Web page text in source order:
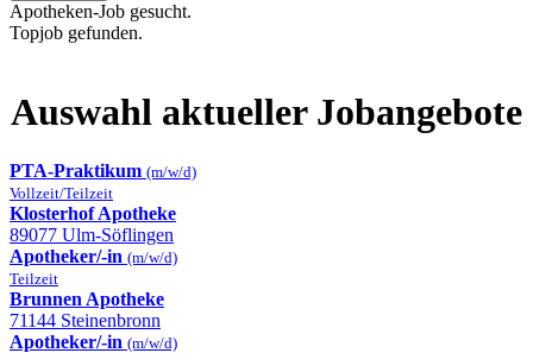
Apotheken-Job gesucht.
Topjob gefunden.
Auswahl aktueller Jobangebote
PTA-Praktikum (m/w/d)
Vollzeit/Teilzeit
Klosterhof Apotheke
89077 Ulm-Söflingen
Apotheker/-in (m/w/d)
Teilzeit
Brunnen Apotheke
71144 Steinenbronn
Apotheker/-in (m/w/d)